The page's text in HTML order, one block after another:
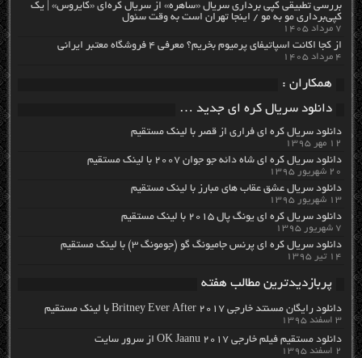
بررسی تطبیقی کپی برداری سریال «ساهره» از سریال کره‌ای «کایروس» | یک
کپی‌برداری مو به مو / اینجا تهران است به وقت سئول
۷ مرداد ۱۴۰۵
از کجا اکانت اسپاتیفای پرمیوم بخریم؟ معرفی ۴ فروشگاه معتبر ایرانی
۴ مرداد ۱۴۰۵
همکاران :
دانلود سریال کره ای جدید …
دانلود سریال کره ای فراری از قصر با لینک مستقیم
۱۲ مهر ۱۳۹۵
دانلود سریال کره ای شاه دائه جو جوان ۲۰۰۷ با لینک مستقیم
۲۰ شهریور ۱۳۹۵
دانلود سریال عشق عقاب های مبارز با لینک مستقیم
۱۳ شهریور ۱۳۹۵
دانلود سریال کره ای یونگ پال ۲۰۱۵ با لینک مستقیم
۷ شهریور ۱۳۹۵
دانلود سریال کره ای پرنس جامیونگ گو (جومونگ ۳) با لینک مستقیم
۱۴ تیر ۱۳۹۵
پربازدیدترین مطالب هفته
دانلود رایگان مسنتد خارجی Britney Ever After 2017 با لینک مستقیم
۳ اسفند ۱۳۹۵
دانلود مستقیم فیلم خارجی OK Jaanu 2017 از سرور سایت
۲ اسفند ۱۳۹۵